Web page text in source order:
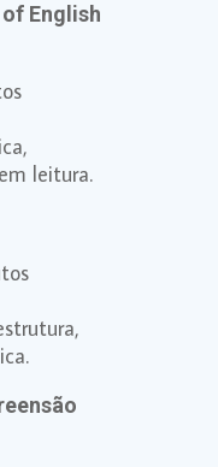
English
leitura.